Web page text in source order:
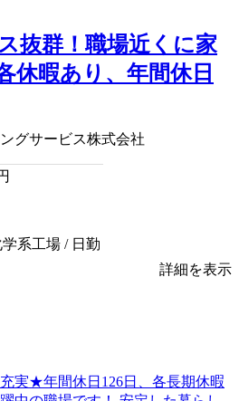
抜群！職場近くに家
休暇あり、年間休日
グサービス株式会社
系工場 / 日勤
詳細を表示